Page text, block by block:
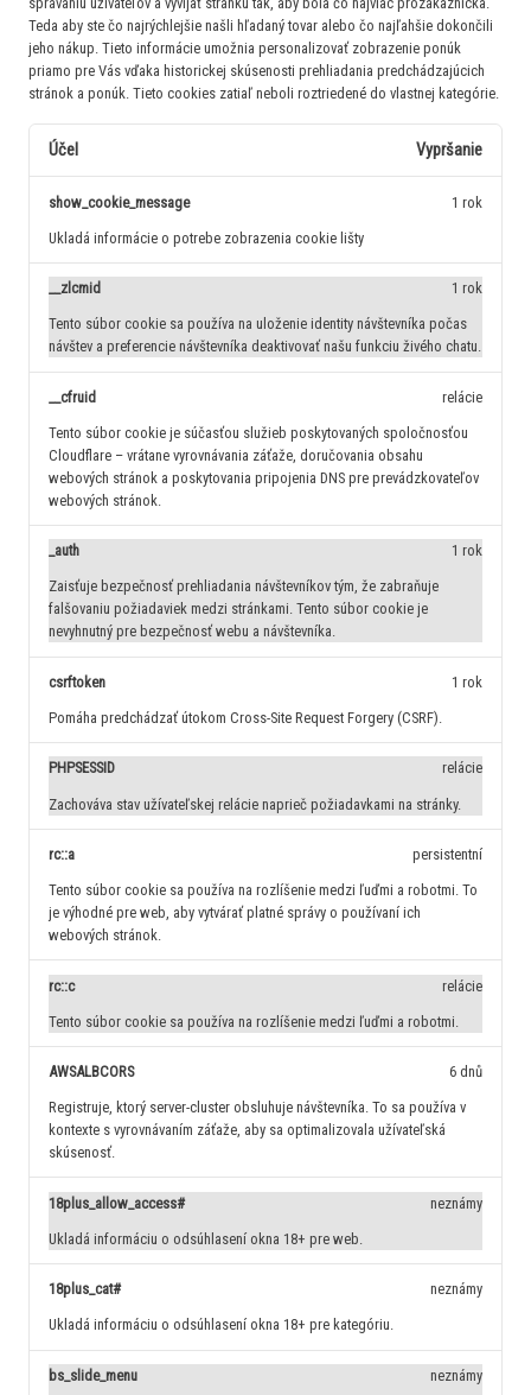
Teda aby ste čo najrýchlejšie našli hľadaný tovar alebo čo najľahšie dokončili
jeho nákup. Tieto informácie umožnia personalizovať zobrazenie ponúk
priamo pre Vás vďaka historickej skúsenosti prehliadania predchádzajúcich
stránok a ponúk. Tieto cookies zatiaľ neboli roztriedené do vlastnej kategórie.
Účel Vypršanie
show_cookie_message
Ukladá informácie o potrebe zobrazenia cookie lišty
1 rok
__zlcmid
Tento súbor cookie sa používa na uloženie identity návštevníka počas
návštev a preferencie návštevníka deaktivovať našu funkciu živého chatu.
1 rok
__cfruid
Tento súbor cookie je súčasťou služieb poskytovaných spoločnosťou
Cloudflare – vrátane vyrovnávania záťaže, doručovania obsahu
webových stránok a poskytovania pripojenia DNS pre prevádzkovateľov
webových stránok.
relácie
_auth
Zaisťuje bezpečnosť prehliadania návštevníkov tým, že zabraňuje
falšovaniu požiadaviek medzi stránkami. Tento súbor cookie je
nevyhnutný pre bezpečnosť webu a návštevníka.
1 rok
csrftoken
Pomáha predchádzať útokom Cross-Site Request Forgery (CSRF).
1 rok
PHPSESSID
Zachováva stav užívateľskej relácie naprieč požiadavkami na stránky.
relácie
rc::a
Tento súbor cookie sa používa na rozlíšenie medzi ľuďmi a robotmi. To
je výhodné pre web, aby vytvárať platné správy o používaní ich
webových stránok.
persistentní
rc::c
Tento súbor cookie sa používa na rozlíšenie medzi ľuďmi a robotmi.
relácie
AWSALBCORS
Registruje, ktorý server-cluster obsluhuje návštevníka. To sa používa v
kontexte s vyrovnávaním záťaže, aby sa optimalizovala užívateľská
skúsenosť.
6 dnů
18plus_allow_access#
Ukladá informáciu o odsúhlasení okna 18+ pre web.
neznámy
18plus_cat#
Ukladá informáciu o odsúhlasení okna 18+ pre kategóriu.
neznámy
bs_slide_menu neznámy